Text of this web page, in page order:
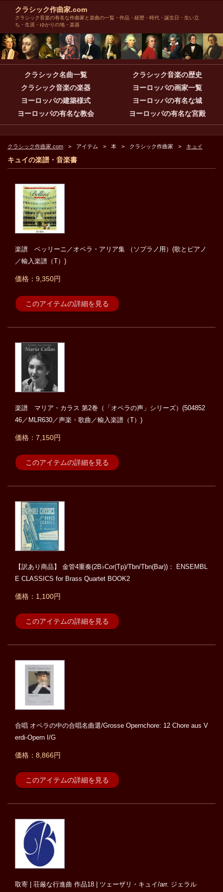
クラシック作曲家.com
クラシック音楽の有名な作曲家と楽曲の一覧・作品・経歴・時代・誕生日・生い立
ち・生涯・ゆかりの地・楽器
クラシック名曲一覧
クラシック音楽の歴史
クラシック音楽の楽器
ヨーロッパの画家一覧
ヨーロッパの建築様式
ヨーロッパの有名な城
ヨーロッパの有名な教会
ヨーロッパの有名な宮殿
クラシック作曲家.com アイテム 本 クラシック作曲家 キュイ
キュイの楽譜・音楽書
楽譜 ベッリーニ／オペラ・アリア集 （ソプラノ用）(歌とピアノ
／輸入楽譜（T）)
価格：9,350円
このアイテムの詳細を見る
楽譜 マリア・カラス 第2巻（「オペラの声」シリーズ）(504852
46／MLR630／声楽・歌曲／輸入楽譜（T）)
価格：7,150円
このアイテムの詳細を見る
【訳あり商品】 金管4重奏(2B♭Cor(Tp)/Tbn/Tbn(Bar))： ENSEMBL
E CLASSICS for Brass Quartet BOOK2
価格：1,100円
このアイテムの詳細を見る
合唱 オペラの中の合唱名曲選/Grosse Opernchore: 12 Chore aus V
erdi-Opern I/G
価格：8,866円
このアイテムの詳細を見る
取寄 | 荘厳な行進曲 作品18 | ツェーザリ・キュイ/arr. ジェラル